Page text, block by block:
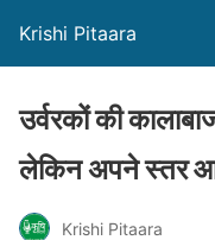
Krishi Pitaara
उर्वरकों की
लेकिन अपने स्तर
Krishi Pitaara